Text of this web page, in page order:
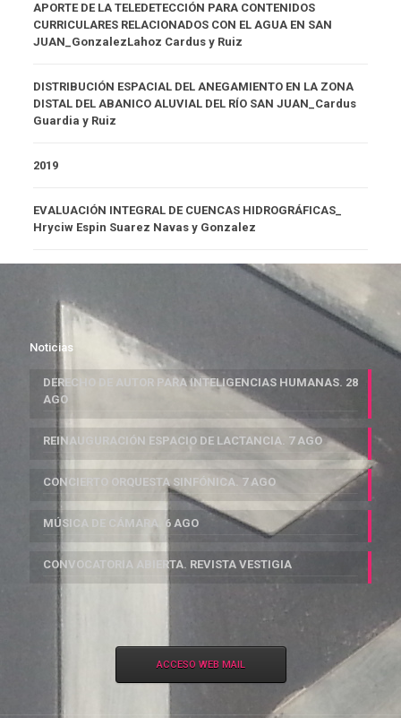
APORTE DE LA TELEDETECCIÓN PARA CONTENIDOS
CURRICULARES RELACIONADOS CON EL AGUA EN SAN
JUAN_GonzalezLahoz Cardus y Ruiz
DISTRIBUCIÓN ESPACIAL DEL ANEGAMIENTO EN LA ZONA
DISTAL DEL ABANICO ALUVIAL DEL RÍO SAN JUAN_Cardus
Guardia y Ruiz
2019
EVALUACIÓN INTEGRAL DE CUENCAS HIDROGRÁFICAS_
Hryciw Espin Suarez Navas y Gonzalez
Noticias
DERECHO DE AUTOR PARA INTELIGENCIAS HUMANAS. 28
AGO
REINAUGURACIÓN ESPACIO DE LACTANCIA. 7 AGO
CONCIERTO ORQUESTA SINFÓNICA. 7 AGO
MÚSICA DE CÁMARA. 6 AGO
CONVOCATORIA ABIERTA. REVISTA VESTIGIA
ACCESO WEB MAIL